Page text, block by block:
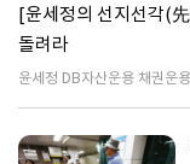
[윤세정의 선지선각(
돌려라
윤세정 DB자산운용 채권운